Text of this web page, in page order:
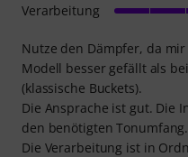
Nutze den Dämpfer, da
Modell besser gefällt als
(klassische Buckets).
Die Ansprache ist gut. Die
den benötigten Tonumfang.
Die Verarbeitung ist in
Verarbeitung